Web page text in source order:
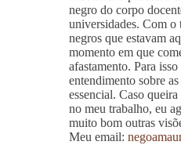
negro do corpo
universidades. Com o
negros que estavam
momento em que
afastamento. Para
entendimento sobre
essencial. Caso
no meu trabalho, eu
muito bom outras
Meu email: